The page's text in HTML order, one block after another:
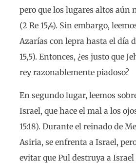
pero que los lugares altos aún
(2 Re 15,4). Sin embargo,
Azarías con lepra hasta el día
15,5). Entonces, ¿es justo que
rey razonablemente piadoso?
En segundo lugar, leemos
Israel, que hace el mal a los
15:18). Durante el reinado de
Asiria, se enfrenta a Israel,
evitar que Pul destruya a